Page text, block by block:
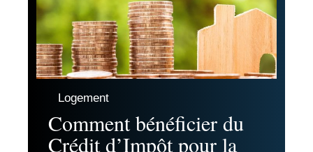
Logement
Comment bénéficier du
Crédit d’Impôt pour la